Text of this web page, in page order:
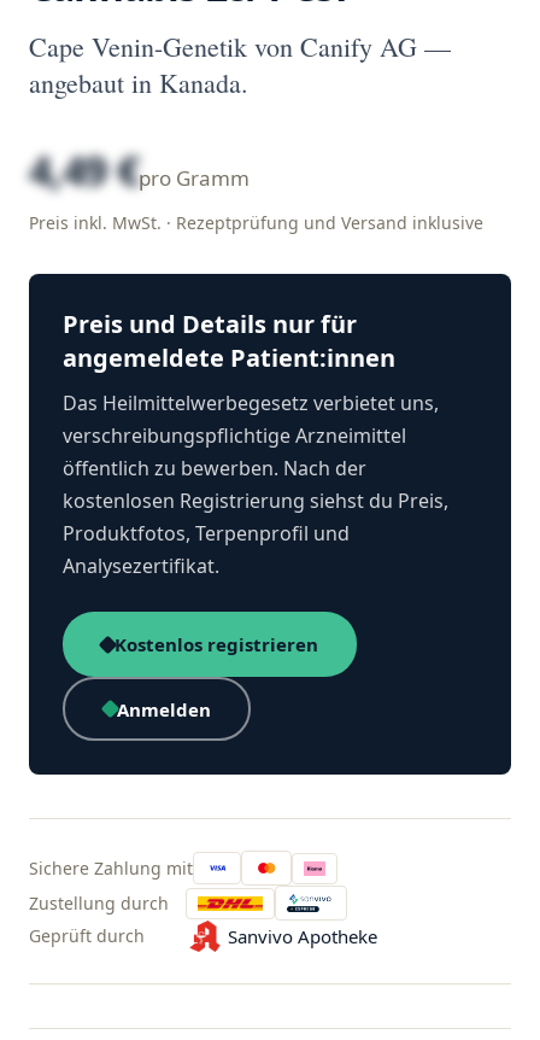
Cape Venin-Genetik von Canify AG —
angebaut in Kanada.
4,49 €pro Gramm
Preis inkl. MwSt. · Rezeptprüfung und Versand inklusive
Preis und Details nur für
angemeldete Patient:innen
Das Heilmittelwerbegesetz verbietet uns,
verschreibungspflichtige Arzneimittel
öffentlich zu bewerben. Nach der
kostenlosen Registrierung siehst du Preis,
Produktfotos, Terpenprofil und
Analysezertifikat.
Kostenlos registrieren
Anmelden
Sichere Zahlung mit
Zustellung durch
Geprüft durch
Sanvivo Apotheke